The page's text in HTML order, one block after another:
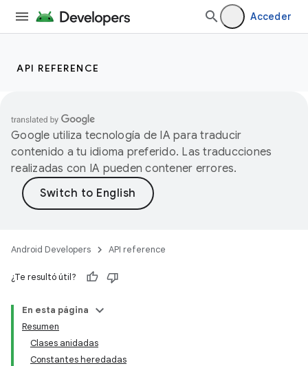
Acceder
API REFERENCE
Google utiliza tecnología de IA para traducir
contenido a tu idioma preferido. Las traducciones
realizadas con IA pueden contener errores.
Android Developers API reference
¿Te resultó útil?
En esta página
Resumen
Clases anidadas
Constantes heredadas